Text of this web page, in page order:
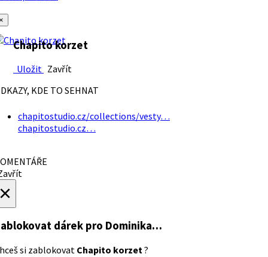
Chapito korzet
Uložit Zavřít
KDE TO SEHNAT
chapitostudio.cz/collections/vesty…
chapitostudio.cz…
dárek pro Dominika…
si zablokovat Chapito korzet?